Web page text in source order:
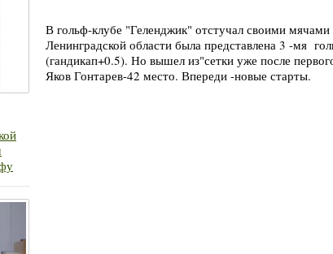
В гольф-клубе "Геленджик" отстучал своими
Ленинградской области была представлена 3 -мя
(гандикап+0.5). Но вышел из"сетки уже после
Яков Гонтарев-42 место. Впереди -новые старты.